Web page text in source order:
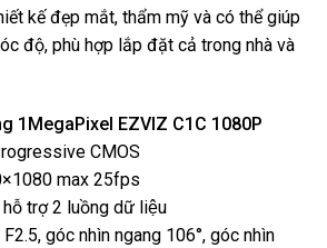
kế đẹp mắt, thẩm mỹ và có thể giúp
độ, phù hợp lắp đặt cả trong nhà và
1MegaPixel EZVIZ C1C 1080P
CMOS
max 25fps
hỗ trợ 2 luồng dữ liệu
góc nhìn ngang 106°, góc nhìn